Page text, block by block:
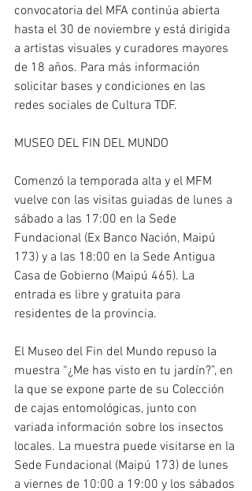
convocatoria del MFA continúa abierta
hasta el 30 de noviembre y está dirigida
a artistas visuales y curadores mayores
de 18 años. Para más información
solicitar bases y condiciones en las
redes sociales de Cultura TDF.
MUSEO DEL FIN DEL MUNDO
Comenzó la temporada alta y el MFM
vuelve con las visitas guiadas de lunes a
sábado a las 17:00 en la Sede
Fundacional (Ex Banco Nación, Maipú
173) y a las 18:00 en la Sede Antigua
Casa de Gobierno (Maipú 465). La
entrada es libre y gratuita para
residentes de la provincia.
El Museo del Fin del Mundo repuso la
muestra “¿Me has visto en tu jardín?”, en
la que se expone parte de su Colección
de cajas entomológicas, junto con
variada información sobre los insectos
locales. La muestra puede visitarse en la
Sede Fundacional (Maipú 173) de lunes
a viernes de 10:00 a 19:00 y los sábados